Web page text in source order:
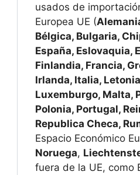
usados de
Europea UE (
Bélgica, Bulgaria,
España, Eslovaquia,
Finlandia, Francia,
Irlanda, Italia,
Luxemburgo, Malta,
Polonia, Portugal,
Republica Checa,
Espacio Económico
Noruega,
fuera de la UE, como